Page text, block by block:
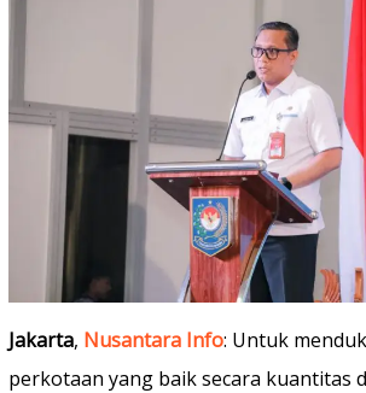
Jakarta, Nusantara Info: Untuk
perkotaan yang baik secara kuantitas